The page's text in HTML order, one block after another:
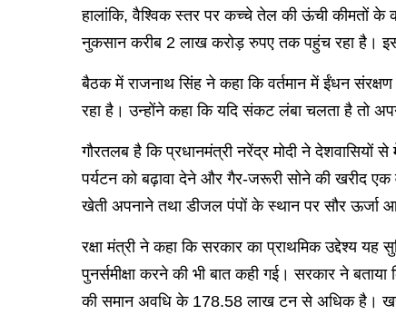
हालांकि, वैश्विक स्तर पर कच्चे तेल की ऊंची कीमतों के
नुकसान करीब 2 लाख करोड़ रुपए तक पहुंच रहा है।
बैठक में राजनाथ सिंह ने कहा कि वर्तमान में ईंधन
रहा है। उन्होंने कहा कि यदि संकट लंबा चलता है तो
गौरतलब है कि प्रधानमंत्री नरेंद्र मोदी ने
पर्यटन को बढ़ावा देने और गैर-जरूरी सोने की खरीद
खेती अपनाने तथा डीजल पंपों के स्थान पर सौर ऊर्जा
रक्षा मंत्री ने कहा कि सरकार का प्राथमिक उद्देश्य यह
पुनर्समीक्षा करने की भी बात कही गई। सरकार ने
की समान अवधि के 178.58 लाख टन से अधिक है।